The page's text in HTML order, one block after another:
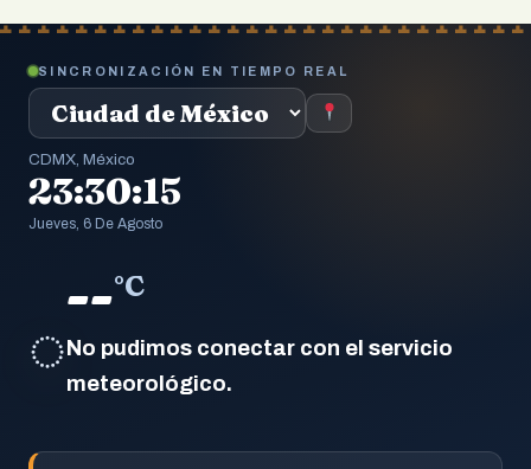
SINCRONIZACIÓN EN TIEMPO REAL
CDMX, México
23:30:16
Jueves, 6 De Agosto
◌
--°C
No pudimos conectar con el servicio
meteorológico.